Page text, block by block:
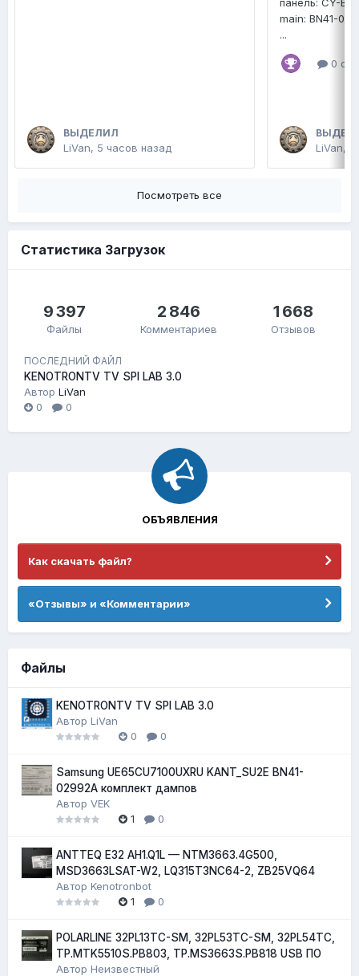
ВЫДЕЛИЛ
LiVan, 5 часов назад
панель: CY-
main: BN41-
...
0
LiVan,
Посмотреть все
Статистика Загрузок
9 397
Файлы
2 846
Комментариев
1 668
Отзывов
ПОСЛЕДНИЙ ФАЙЛ
KENOTRONTV TV SPI LAB 3.0
Автор LiVan
0
0
ОБЪЯВЛЕНИЯ
Как скачать файл?
«Отзывы» и «Комментарии»
Файлы
KENOTRONTV TV SPI LAB 3.0
Автор LiVan
0
0
Samsung UE65CU7100UXRU KANT_SU2E BN41-
02992A комплект дампов
Автор VEK
1
0
ANTTEQ E32 AH1.Q1L — NTM3663.4G500,
MSD3663LSAT-W2, LQ315T3NC64-2, ZB25VQ64
Автор Kenotronbot
1
0
POLARLINE 32PL13TC-SM, 32PL53TC-SM, 32PL54TC,
TP.MTK5510S.PB803, TP.MS3663S.PB818 USB ПО
Автор Неизвестный